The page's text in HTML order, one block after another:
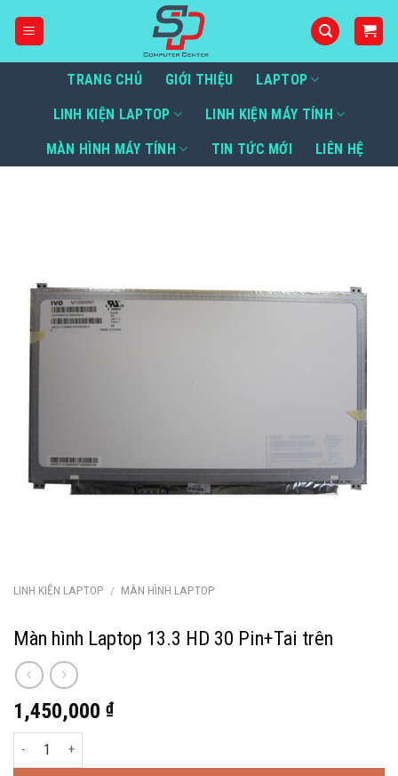
TRANG CHỦ GIỚI THIỆU LAPTOP
LINH KIỆN LAPTOP LINH KIỆN MÁY TÍNH
MÀN HÌNH MÁY TÍNH TIN TỨC MỚI LIÊN HỆ
LINH KIỆN LAPTOP / MÀN HÌNH LAPTOP
Màn hình Laptop 13.3 HD 30 Pin+Tai trên
1,450,000 ₫
Màn hình Laptop 13.3 HD 30 Pin+Tai trên số lượng